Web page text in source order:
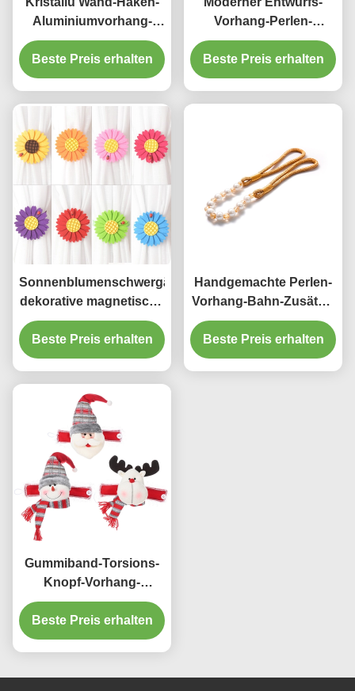
Aluminiumvorhang-
Hindernisse der
Schlafsaal-Vorhang-
Bahn-Zusatz-
Beste Preis erhalten
Vorhang-Perlen-
Quasten Tiebacks-
zusätzlicher Hersteller
der hohen Qualität in
Beste Preis erhalten
Sonnenblumenschwergängigkeitsvorhangzusatzhalter
dekorative magnetische
Vorhang-Schnalle
Beste Preis erhalten
Handgemachte Perlen-
Vorhang-Bahn-Zusätze,
die Seil für Haus binden
Beste Preis erhalten
Gummiband-Torsions-
Knopf-Vorhang-
Schwergängigkeit
Tieback-
Weihnachtsdekorationen
Beste Preis erhalten